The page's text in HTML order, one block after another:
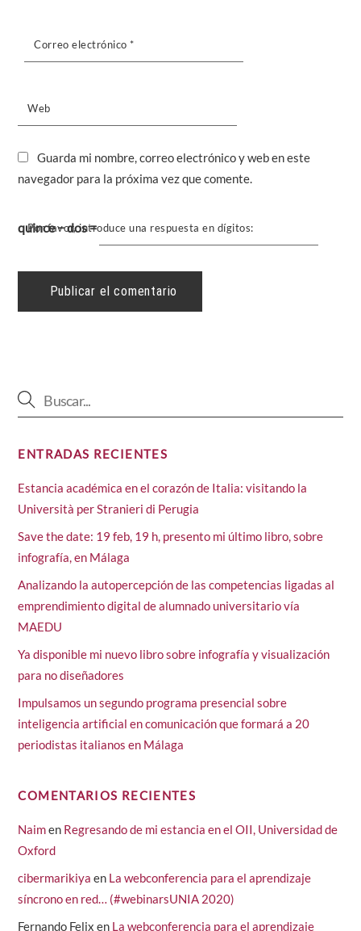
Correo electrónico *
Web
Guarda mi nombre, correo electrónico y web en este
navegador para la próxima vez que comente.
Por favor, introduce una respuesta en dígitos:
quince − dos =
ENTRADAS RECIENTES
Estancia académica en el corazón de Italia: visitando la
Università per Stranieri di Perugia
Save the date: 19 feb, 19 h, presento mi último libro, sobre
infografía, en Málaga
Analizando la autopercepción de las competencias ligadas al
emprendimiento digital de alumnado universitario vía
MAEDU
Ya disponible mi nuevo libro sobre infografía y visualización
para no diseñadores
Impulsamos un segundo programa presencial sobre
inteligencia artificial en comunicación que formará a 20
periodistas italianos en Málaga
COMENTARIOS RECIENTES
Naimen Regresando de mi estancia en el OII, Universidad de
Oxford
cibermarikiya en La webconferencia para el aprendizaje
síncrono en red… (#webinarsUNIA 2020)
Fernando Felix en La webconferencia para el aprendizaje